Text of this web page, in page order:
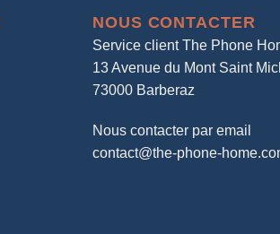
NOUS CONTACTER
Service client The Phone
13 Avenue du Mont Saint
73000 Barberaz
Nous contacter par email
contact@the-phone-